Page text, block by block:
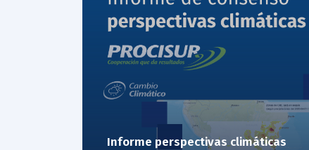
Informe perspectivas climáticas